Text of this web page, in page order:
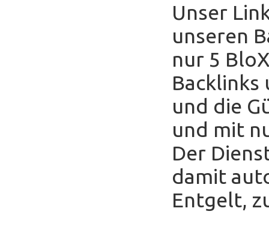
Unser
unseren
nur 5
und die
und mit
Der
damit
Entgelt,